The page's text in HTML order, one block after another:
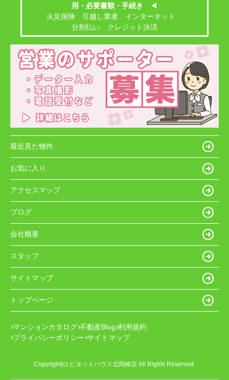
用・必要書類・手続き
◀
火災保険 引越し業者 インターネット
分割払い クレジット決済
最近見た物件
お気に入り
アクセスマップ
ブログ
会社概要
スタッフ
サイトマップ
トップページ
マンションカタログ 不動産Blog 利用規約
プライバシーポリシー サイトマップ
Copyright(c) ピタットハウス北岡崎店 All Rights Reserved.